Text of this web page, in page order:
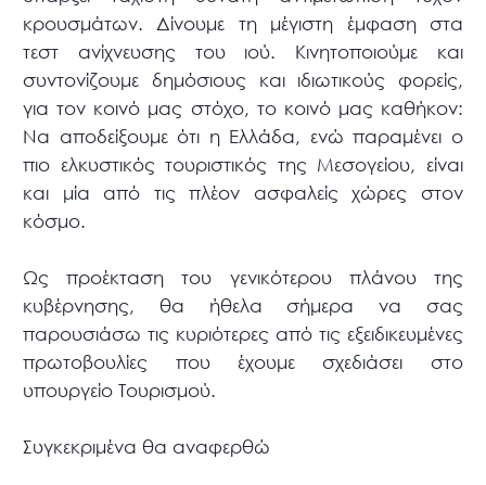
κρουσμάτων. Δίνουμε τη μέγιστη έμφαση στα
τεστ ανίχνευσης του ιού. Κινητοποιούμε και
συντονίζουμε δημόσιους και ιδιωτικούς φορείς,
για τον κοινό μας στόχο, το κοινό μας καθήκον:
Να αποδείξουμε ότι η Ελλάδα, ενώ παραμένει ο
πιο ελκυστικός τουριστικός της Μεσογείου, είναι
και μία από τις πλέον ασφαλείς χώρες στον
κόσμο.
Ως προέκταση του γενικότερου πλάνου της
κυβέρνησης, θα ήθελα σήμερα να σας
παρουσιάσω τις κυριότερες από τις εξειδικευμένες
πρωτοβουλίες που έχουμε σχεδιάσει στο
υπουργείο Τουρισμού.
Συγκεκριμένα θα αναφερθώ